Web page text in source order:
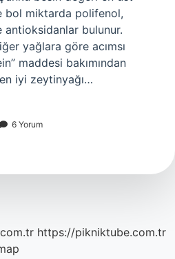
bol miktarda polifenol,
bulunur.
yağlara göre acımsı
maddesi bakımından
iyi zeytinyağı…
6 Yorum
https://pikniktube.com.tr